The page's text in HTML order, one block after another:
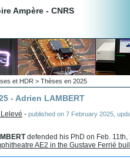
Ampère - CNRS
et HDR > Thèses en 2025
- Adrien LAMBERT
- published on 7 February 2025
defended his PhD on Feb. 11th,
AE2 in the Gustave Ferrié